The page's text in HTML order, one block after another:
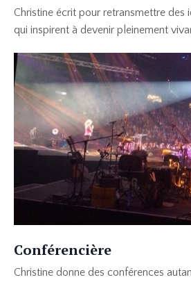
Christine écrit pour retransmettre des
qui inspirent à devenir pleinement
Conférencière
Christine donne des conférences